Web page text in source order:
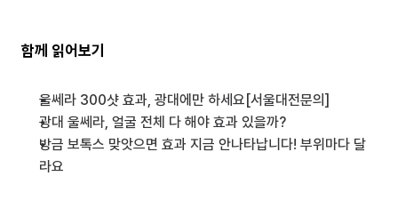
함께 읽어보기
울쎄라 300샷 효과, 광대에만 하세요[서울대전문의]
광대 울쎄라, 얼굴 전체 다 해야 효과 있을까?
방금 보톡스 맞앗으면 효과 지금 안나타납니다! 부위마다 달
라요